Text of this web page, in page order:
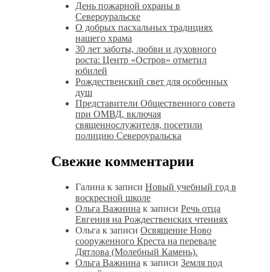
День пожарной охраны в
Североуральске
О добрых пасхальных традициях
нашего храма
30 лет заботы, любви и духовного
роста: Центр «Остров» отметил
юбилей
Рождественский свет для особенных
душ
Представители Общественного совета
при ОМВД, включая
священнослужителя, посетили
полицию Североуральска
Свежие комментарии
Галина к записи Новый учебный год в
воскресной школе
Ольга Важнина к записи Речь отца
Евгения на Рождественских чтениях
Ольга к записи Освящение Ново
сооруженного Креста на перевале
Дятлова (Молебный Камень).
Ольга Важнина к записи Земля под